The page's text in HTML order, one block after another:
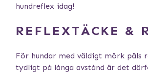
hundreflex idag!
REFLEXTÄCKE &
För hundar med väldigt mörk päls
tydligt på långa avstånd är det